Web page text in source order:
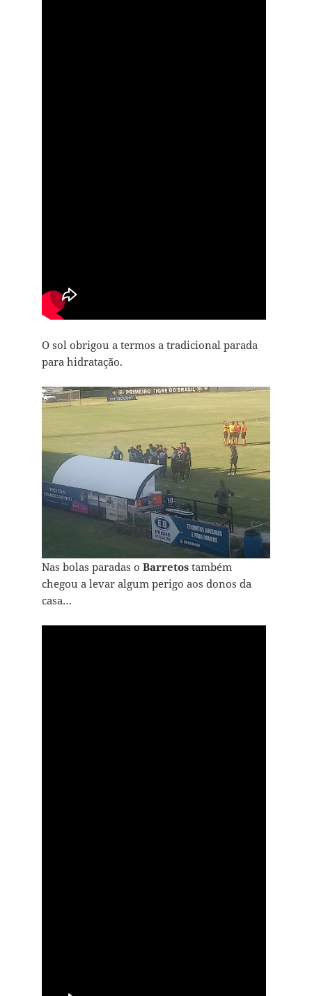
O sol obrigou a termos a tradicional parada
para hidrataç`ão.
Nas bolas paradas o Barretostambém
chegou a levar algum perigo aos donos da
casa…